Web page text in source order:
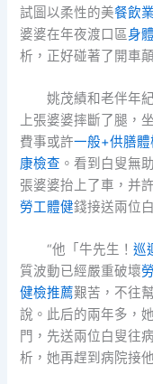
試圖以柔性的美餐飲
婆婆在年夜渡口區身
析，正好碰著了開車
姚茂績和老伴年
上張婆婆摔斷了腿，
費事或許一般+供膳
康檢查 。看到白叟無
張婆婆抬上了車，并
勞工體健錢接送兩位
“他「牛先生！ 巡
質波動已經嚴重破壞
健檢推薦艱苦，不往
說。此后的兩年多，
門，先送兩位白叟往
析，她再趕到病院接